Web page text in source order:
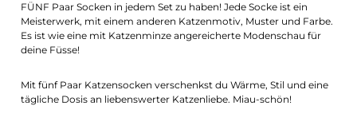
FÜNF Paar Socken in jedem Set zu haben! Jede Socke ist ein
Meisterwerk, mit einem anderen Katzenmotiv, Muster und Farbe.
Es ist wie eine mit Katzenminze angereicherte Modenschau für
deine Füsse!
Mit fünf Paar Katzensocken verschenkst du Wärme, Stil und eine
tägliche Dosis an liebenswerter Katzenliebe. Miau-schön!